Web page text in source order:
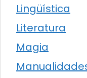
Lingüística
Literatura
Magia